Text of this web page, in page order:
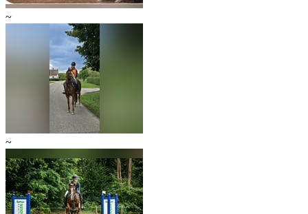
~
~